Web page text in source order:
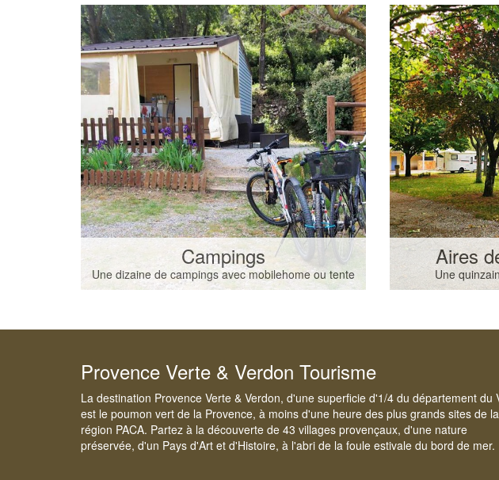
Campings
Une dizaine de campings avec mobilehome ou tente
Aires
Une
Provence Verte & Verdon Tourisme
La destination Provence Verte & Verdon, d'une superficie d'1/4 du département du
est le poumon vert de la Provence, à moins d'une heure des plus grands sites de la
région PACA. Partez à la découverte de 43 villages provençaux, d'une nature
préservée, d'un Pays d'Art et d'Histoire, à l'abri de la foule estivale du bord de mer.